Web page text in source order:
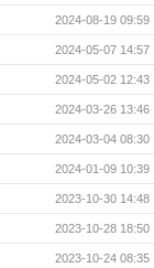
2024-08-19 09:59
2024-05-07 14:57
2024-05-02 12:43
2024-03-26 13:46
2024-03-04 08:30
2024-01-09 10:39
2023-10-30 14:48
2023-10-28 18:50
2023-10-24 08:35